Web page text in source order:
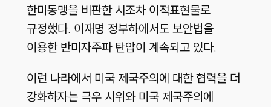
한미동맹을 비판한 시조차 이적표현물로
규정했다. 이재명 정부하에서도 보안법을
이용한 반미자주파 탄압이 계속되고 있다.
이런 나라에서 미국 제국주의에 대한 협력을 더
강화하자는 극우 시위와 미국 제국주의에